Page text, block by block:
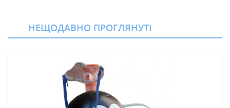
НЕЩОДАВНО ПРОГЛЯНУТІ